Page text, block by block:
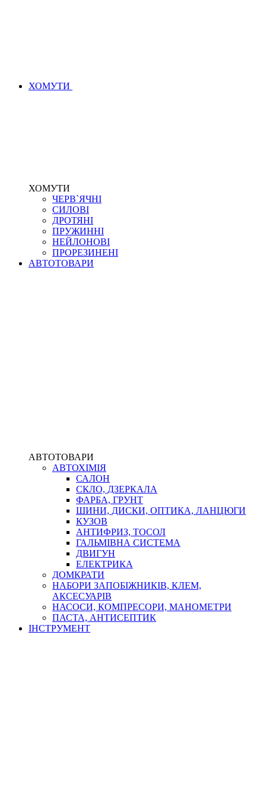
ХОМУТИ
ХОМУТИ
ЧЕРВ`ЯЧНІ
СИЛОВІ
ДРОТЯНІ
ПРУЖИННІ
НЕЙЛОНОВІ
ПРОРЕЗИНЕНІ
АВТОТОВАРИ
АВТОТОВАРИ
АВТОХІМІЯ
САЛОН
СКЛО, ДЗЕРКАЛА
ФАРБА, ГРУНТ
ШИНИ, ДИСКИ, ОПТИКА, ЛАНЦЮГИ
КУЗОВ
АНТИФРИЗ, ТОСОЛ
ГАЛЬМІВНА СИСТЕМА
ДВИГУН
ЕЛЕКТРИКА
ДОМКРАТИ
НАБОРИ ЗАПОБІЖНИКІВ, КЛЕМ,
АКСЕСУАРІВ
НАСОСИ, КОМПРЕСОРИ, МАНОМЕТРИ
ПАСТА, АНТИСЕПТИК
ІНСТРУМЕНТ